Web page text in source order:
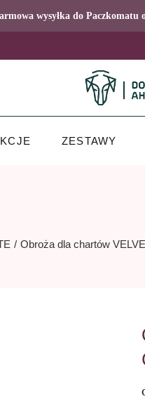
wysyłka do Paczkomatu
ZESTAWY
Obroża dla chartów